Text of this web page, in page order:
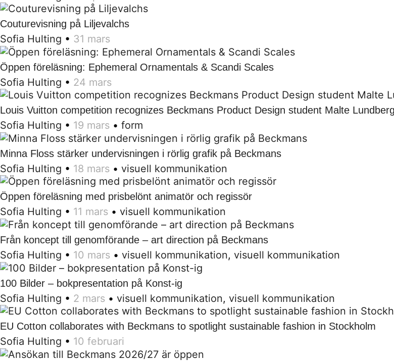
Couturevisning på Liljevalchs
Sofia Hulting • 31 mars
Öppen föreläsning: Ephemeral Ornamentals & Scandi Scales
Sofia Hulting • 24 mars
Louis Vuitton competition recognizes Beckmans Product Design student Malte
Sofia Hulting • 19 mars • form
Minna Floss stärker undervisningen i rörlig grafik på Beckmans
Sofia Hulting • 18 mars • visuell kommunikation
Öppen föreläsning med prisbelönt animatör och regissör
Sofia Hulting • 11 mars • visuell kommunikation
Från koncept till genomförande – art direction på Beckmans
Sofia Hulting • 10 mars • visuell kommunikation, visuell kommunikation
100 Bilder – bokpresentation på Konst-ig
Sofia Hulting • 2 mars • visuell kommunikation, visuell kommunikation
EU Cotton collaborates with Beckmans to spotlight sustainable fashion in Stockholm
Sofia Hulting • 10 februari